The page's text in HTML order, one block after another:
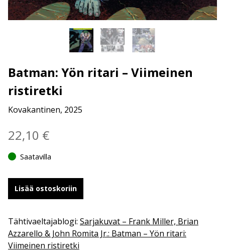
Batman: Yön ritari – Viimeinen
ristiretki
Kovakantinen, 2025
22,10 €
Saatavilla
Lisää ostoskoriin
Tähtivaeltajablogi: Sarjakuvat – Frank Miller, Brian
Azzarello & John Romita Jr.: Batman – Yön ritari:
Viimeinen ristiretki